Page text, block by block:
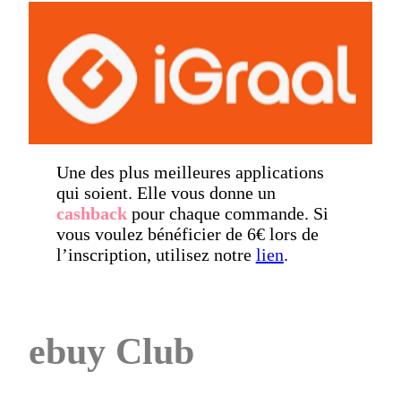
Une des plus meilleures applications
qui soient. Elle vous donne un
cashbackpour chaque commande. Si
vous voulez bénéficier de 6€ lors de
l’inscription, utilisez notre lien.
ebuy Club